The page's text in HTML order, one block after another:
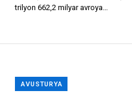
trilyon 662,2 milyar avroya…
AVUSTURYA